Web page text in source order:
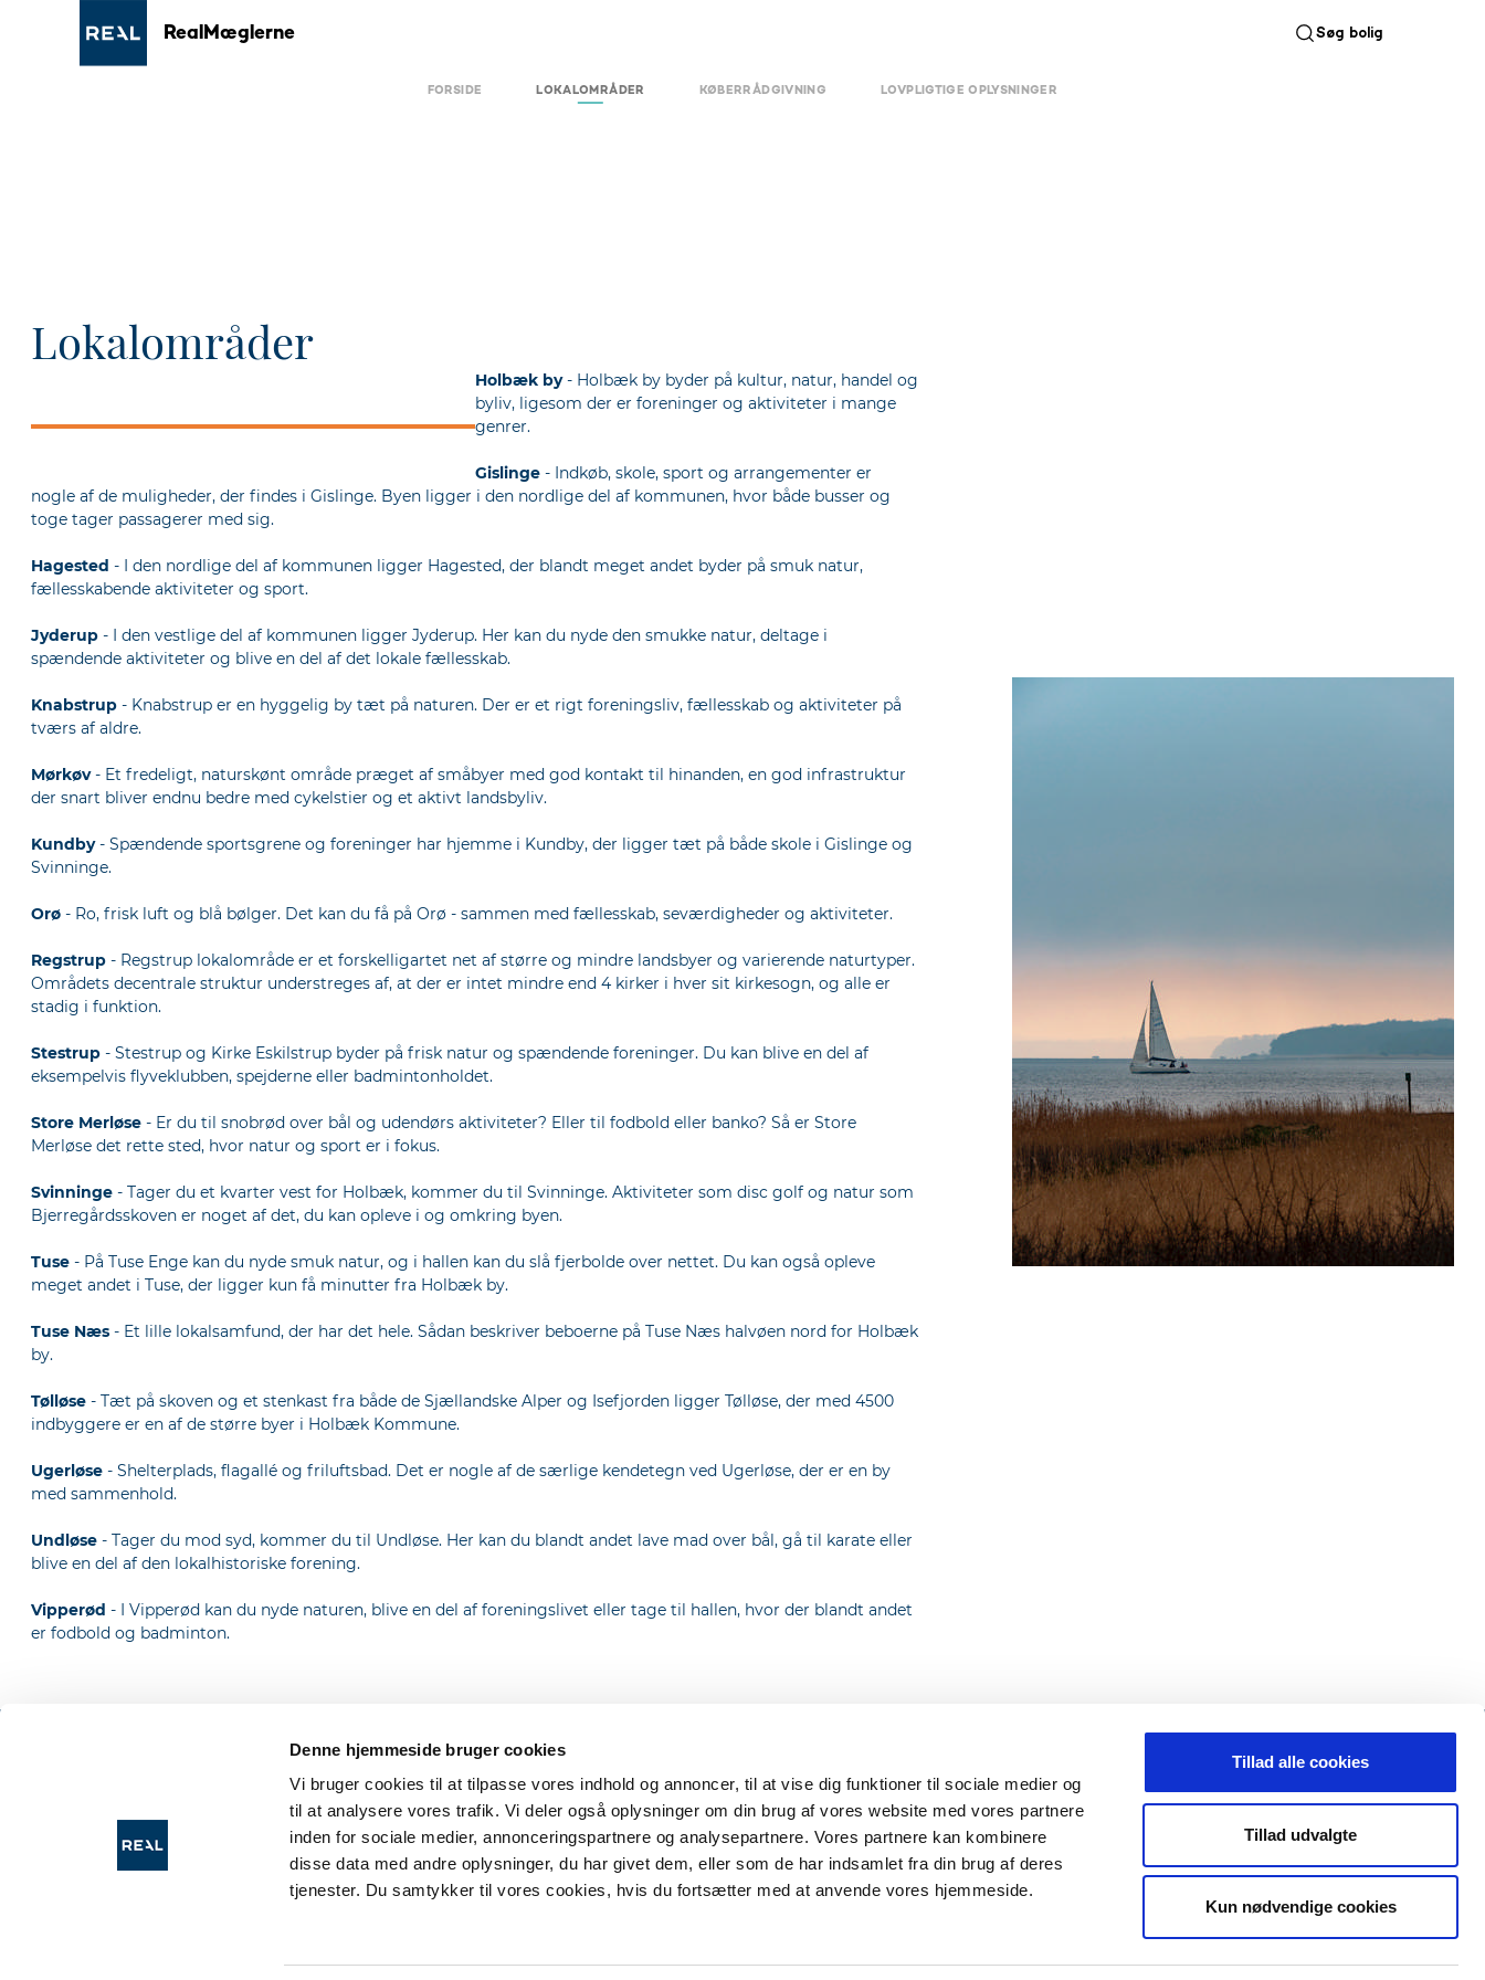
Denne hjemmeside bruger cookies
Vi bruger cookies til at tilpasse vores indhold og annoncer, til at vise dig funktioner til sociale medier og
til at analysere vores trafik. Vi deler også oplysninger om din brug af vores website med vores partnere
inden for sociale medier, annonceringspartnere og analysepartnere. Vores partnere kan kombinere
disse data med andre oplysninger, du har givet dem, eller som de har indsamlet fra din brug af deres
tjenester. Du samtykker til vores cookies, hvis du fortsætter med at anvende vores hjemmeside.
Tillad alle cookies
Tillad udvalgte
Kun nødvendige cookies
RealMæglerne Søg bolig
FORSIDE LOKALOMRÅDER KØBERRÅDGIVNING LOVPLIGTIGE OPLYSNINGER
Lokalområder
Holbæk by- Holbæk by byder på kultur, natur, handel og
byliv, ligesom der er foreninger og aktiviteter i mange
genrer.
Gislinge - Indkøb, skole, sport og arrangementer er
nogle af de muligheder, der findes i Gislinge. Byen ligger i den nordlige del af kommunen, hvor både busser og
toge tager passagerer med sig.
Hagested - I den nordlige del af kommunen ligger Hagested, der blandt meget andet byder på smuk natur,
fællesskabende aktiviteter og sport.
Jyderup - I den vestlige del af kommunen ligger Jyderup. Her kan du nyde den smukke natur, deltage i
spændende aktiviteter og blive en del af det lokale fællesskab.
Knabstrup - Knabstrup er en hyggelig by tæt på naturen. Der er et rigt foreningsliv, fællesskab og aktiviteter på
tværs af aldre.
Mørkøv- Et fredeligt, naturskønt område præget af småbyer med god kontakt til hinanden, en god infrastruktur
der snart bliver endnu bedre med cykelstier og et aktivt landsbyliv.
Kundby- Spændende sportsgrene og foreninger har hjemme i Kundby, der ligger tæt på både skole i Gislinge og
Svinninge.
Orø - Ro, frisk luft og blå bølger. Det kan du få på Orø - sammen med fællesskab, seværdigheder og aktiviteter.
Regstrup - Regstrup lokalområde er et forskelligartet net af større og mindre landsbyer og varierende naturtyper.
Områdets decentrale struktur understreges af, at der er intet mindre end 4 kirker i hver sit kirkesogn, og alle er
stadig i funktion.
Stestrup - Stestrup og Kirke Eskilstrup byder på frisk natur og spændende foreninger. Du kan blive en del af
eksempelvis flyveklubben, spejderne eller badmintonholdet.
Store Merløse - Er du til snobrød over bål og udendørs aktiviteter? Eller til fodbold eller banko? Så er Store
Merløse det rette sted, hvor natur og sport er i fokus.
Svinninge - Tager du et kvarter vest for Holbæk, kommer du til Svinninge. Aktiviteter som disc golf og natur som
Bjerregårdsskoven er noget af det, du kan opleve i og omkring byen.
Tuse - På Tuse Enge kan du nyde smuk natur, og i hallen kan du slå fjerbolde over nettet. Du kan også opleve
meget andet i Tuse, der ligger kun få minutter fra Holbæk by.
Tuse Næs - Et lille lokalsamfund, der har det hele. Sådan beskriver beboerne på Tuse Næs halvøen nord for Holbæk
by.
Tølløse - Tæt på skoven og et stenkast fra både de Sjællandske Alper og Isefjorden ligger Tølløse, der med 4500
indbyggere er en af de større byer i Holbæk Kommune.
Ugerløse - Shelterplads, flagallé og friluftsbad. Det er nogle af de særlige kendetegn ved Ugerløse, der er en by
med sammenhold.
Undløse - Tager du mod syd, kommer du til Undløse. Her kan du blandt andet lave mad over bål, gå til karate eller
blive en del af den lokalhistoriske forening.
Vipperød - I Vipperød kan du nyde naturen, blive en del af foreningslivet eller tage til hallen, hvor der blandt andet
er fodbold og badminton.
Køberguide
Hvorfor vælge RealMæglerne
Produkter og koncepter
Bestil en gratis
salgsvurdering
RealMatch®
RealSyn®
Job og karriere
Bliv RealMægler
Erhverv
Om RealMæglerne